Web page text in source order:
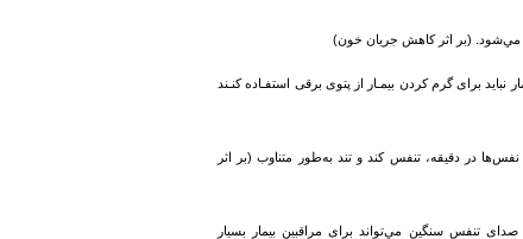
(بر اثر کاهش جریان خون)
برای گرم کردن بیمـار از پتوی برقی استفـاده کنـند
در دقیقه، تنفس کند و تند به‌طور متناوب (بر اثر
تنفس سنگین مي‌تواند برای مراقبین بیمار بسیار